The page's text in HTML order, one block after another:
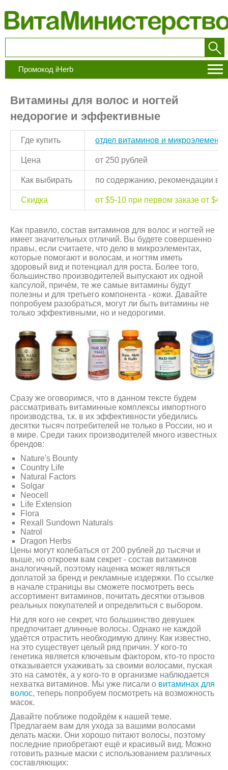
Промокод iHerb
Витамины для волос и ногтей
недорогие и эффективные
Где купить отдел витаминов и
Цена от 250 рублей
Как выбирать по содержанию, рекомендации
Скидка от $5-10 при первом заказе от
Как правило, состав витаминов для волос и ногтей не
имеет значительных отличий. Вы будете совершенно
правы, если считаете, что дело в микроэлементах,
которые помогают и волосам, и ногтям иметь
здоровый вид и потенциал для роста. Более того,
большинство производителей выпускают их одной
капсулой, причём, те же самые витамины будут
полезны и для третьего компонента - кожи. Давайте
попробуем разобраться, могут ли быть витамины не
только эффективными, но и недорогими.
Сразу же оговоримся, что в данном тексте будем
рассматривать витаминные комплексы импортного
производства, т.к. в их эффективности убедились
десятки тысяч потребителей не только в России, но и
в мире. Среди таких производителей много известных
брендов:
Nature's Bounty
Country Life
Natural Factors
Solgar
Neocell
Life Extension
Flora
Rexall Sundown Naturals
Natrol
Dragon Herbs
Цены могут колебаться от 200 рублей до тысячи и
выше, но откроем вам секрет - состав витаминов
аналогичный, поэтому наценка может являться
доплатой за бренд и рекламные издержки. По ссылке
в начале страницы вы сможете посмотреть весь
ассортимент витаминов, почитать десятки отзывов
реальных покупателей и определиться с выбором.
Ни для кого не секрет, что большинство девушек
предпочитает длинные волосы. Однако не каждой
удаётся отрастить необходимую длину. Как известно,
на это существует целый ряд причин. У кого-то
генетика является ключевым фактором, кто-то просто
отказывается ухаживать за своими волосами, пуская
это на самотёк, а у кого-то в организме наблюдается
нехватка витаминов. Мы уже писали о витаминах для
волос, теперь попробуем посмотреть на возможность
масок.
Давайте поближе подойдём к нашей теме.
Предлагаем вам для ухода за вашими волосами
делать маски. Они хорошо питают волосы, поэтому
последние приобретают ещё и красивый вид. Можно
готовить разные маски с использованием различных
составляющих: